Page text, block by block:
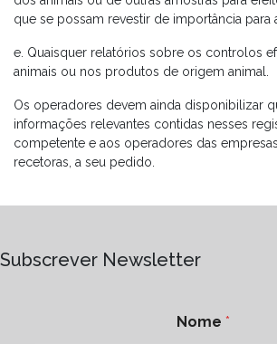
que se possam revestir de importância para
e. Quaisquer relatórios sobre os controlos
animais ou nos produtos de origem animal.
Os operadores devem ainda disponibilizar
informações relevantes contidas nesses
competente e aos operadores das
recetoras, a seu pedido.
Subscrever Newsletter
Nome *